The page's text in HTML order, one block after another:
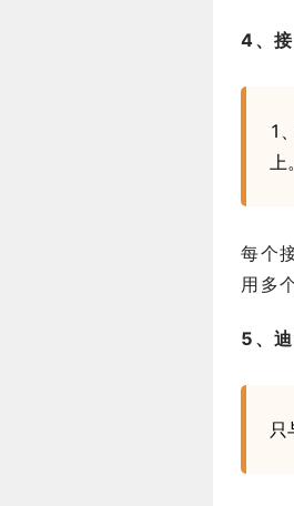
4、
1
上。
每个
用多
5、
只